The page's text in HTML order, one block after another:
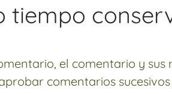
tiempo
el comentario y
comentarios